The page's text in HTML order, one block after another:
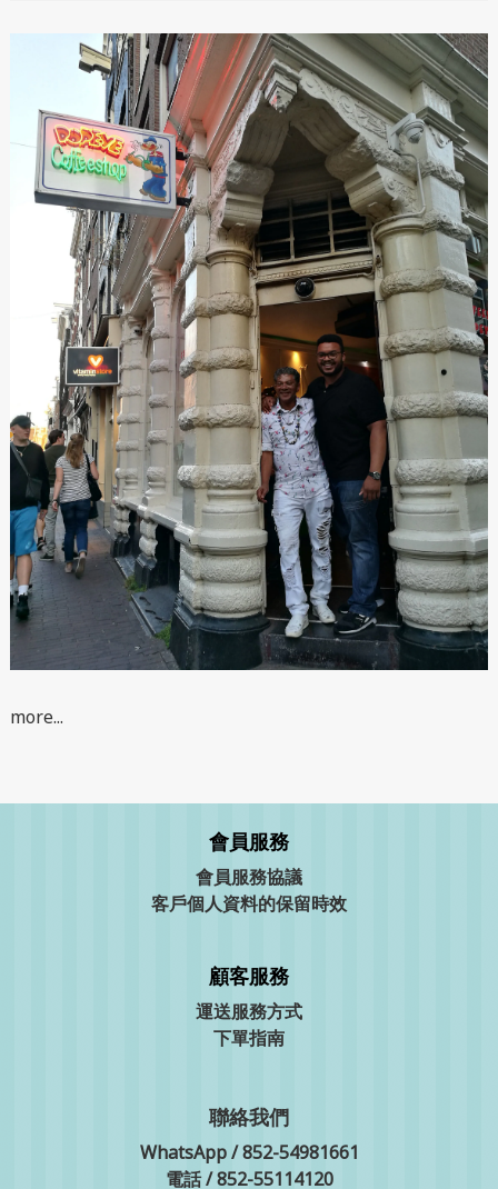
more...
會員服務
會員服務協議
客戶個人資料的保留時效
顧客服務
運送服務方式
下單指南
聯絡我們
WhatsApp / 852-54981661
電話 / 852-55114120